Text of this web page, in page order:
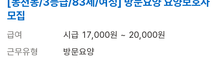
모집
급여
시급 17,000원 ~ 20,000원
근무유형
방문요양